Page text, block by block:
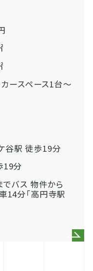
ースペース1台～
谷駅 徒歩19分
19分
バス 物件から
14分「高円寺駅